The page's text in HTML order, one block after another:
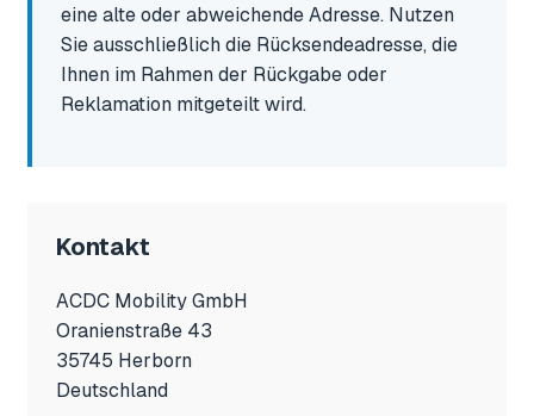
eine alte oder abweichende Adresse. Nutzen
Sie ausschließlich die Rücksendeadresse, die
Ihnen im Rahmen der Rückgabe oder
Reklamation mitgeteilt wird.
Kontakt
ACDC Mobility GmbH
Oranienstraße 43
35745 Herborn
Deutschland